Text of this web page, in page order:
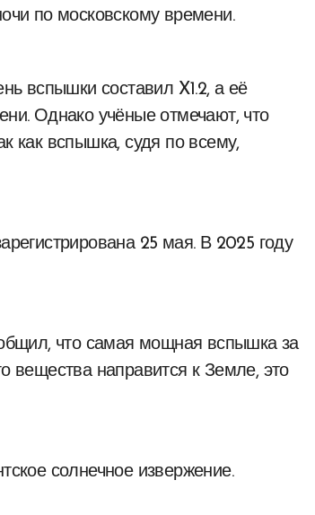
по московскому времени.
вспышки составил X1.2, а её
Однако учёные отмечают, что
как вспышка, судя по всему,
25 мая. В 2025 году
что самая мощная вспышка за
вещества направится к Земле, это
солнечное извержение.